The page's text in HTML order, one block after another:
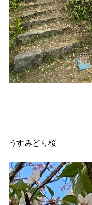
うすみどり桜